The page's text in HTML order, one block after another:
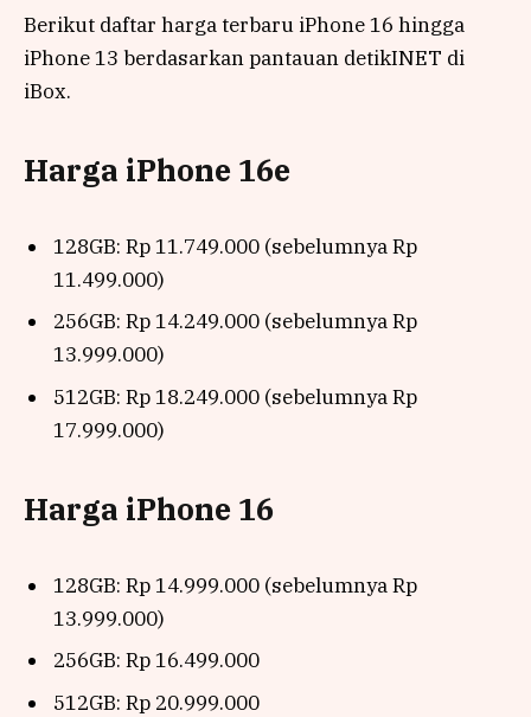
Berikut daftar harga terbaru iPhone 16 hingga
iPhone 13 berdasarkan pantauan detikINET di
iBox.
Harga iPhone 16e
128GB: Rp 11.749.000 (sebelumnya Rp
11.499.000)
256GB: Rp 14.249.000 (sebelumnya Rp
13.999.000)
512GB: Rp 18.249.000 (sebelumnya Rp
17.999.000)
Harga iPhone 16
128GB: Rp 14.999.000 (sebelumnya Rp
13.999.000)
256GB: Rp 16.499.000
512GB: Rp 20.999.000